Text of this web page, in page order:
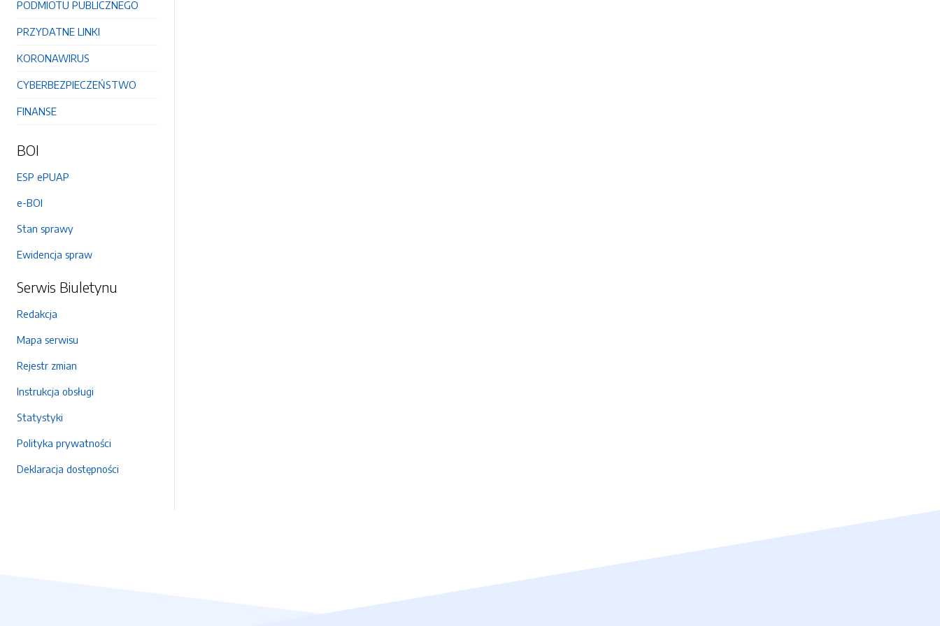
PODMIOTU PUBLICZNEGO
PRZYDATNE LINKI
KORONAWIRUS
CYBERBEZPIECZEŃSTWO
FINANSE
BOI
ESP ePUAP
e-BOI
Stan sprawy
Ewidencja spraw
Serwis Biuletynu
Redakcja
Mapa serwisu
Rejestr zmian
Instrukcja obsługi
Statystyki
Polityka prywatności
Deklaracja dostępności